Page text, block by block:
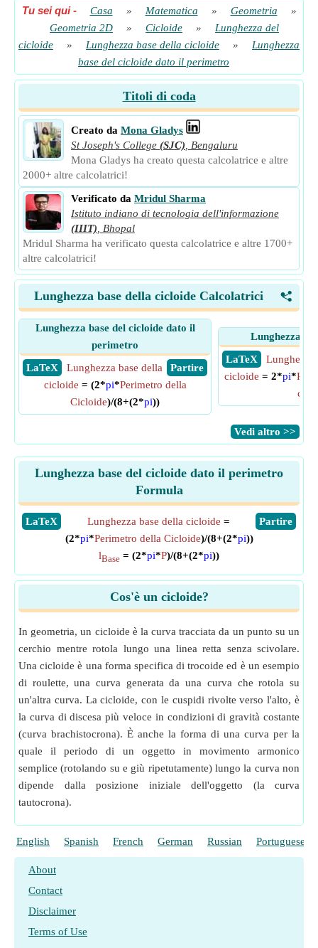
Tu sei qui- Casa » Matematica » Geometria
»
Geometria 2D
» Cicloide »
Lunghezza del
cicloide
» Lunghezza base della cicloide »
Lunghezza
base del cicloide dato il perimetro
Titoli di coda
Creato da Mona Gladys
St Joseph's College (SJC)
Bengaluru
Mona Gladys ha creato questa calcolatrice e altre
2000+ altre calcolatrici!
Verificato da Mridul Sharma
Istituto indiano di tecnologia dell'informazione
(IIIT)
Bhopal
Mridul Sharma ha verificato questa calcolatrice e altre 1700+
altre calcolatrici!
<
Lunghezza base della cicloide Calcolatrici
Lunghezza base del cicloide dato il
perimetro
​ LaTeX
​ Partire
Lunghezza base della
cicloide = (2*pi*Perimetro della
Cicloide)/(8+(2*pi))
Lunghezza
​ LaTeX
Lunghezza
cicloide = 2*pi*
​Vedi altro >>
Lunghezza base del cicloide dato il perimetro
Formula
​LaTeX ​Partire
Lunghezza base della cicloide =
(2*pi*Perimetro della Cicloide)/(8+(2*pi))
lBase = (2*pi*P)/(8+(2*pi))
Cos'è un cicloide?
In geometria, un cicloide è la curva tracciata da un punto su un
cerchio mentre rotola lungo una linea retta senza scivolare.
Una cicloide è una forma specifica di trocoide ed è un esempio
di roulette, una curva generata da una curva che rotola su
un'altra curva. La cicloide, con le cuspidi rivolte verso l'alto, è
la curva di discesa più veloce in condizioni di gravità costante
(curva brachistocrona). È anche la forma di una curva per la
quale il periodo di un oggetto in movimento armonico
semplice (rotolando su e giù ripetutamente) lungo la curva non
dipende dalla posizione iniziale dell'oggetto (la curva
tautocrona).
English Spanish French German Russian Portuguese
About
Contact
Disclaimer
Terms of Use